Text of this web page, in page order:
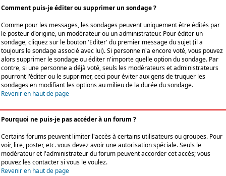
Comment puis-je éditer ou supprimer un sondage ?
Comme pour les messages, les sondages peuvent uniquement être édités par
le posteur d'origine, un modérateur ou un administrateur. Pour éditer un
sondage, cliquez sur le bouton 'Editer' du premier message du sujet (il a
toujours le sondage associé avec lui). Si personne n'a encore voté, vous pouvez
alors supprimer le sondage ou éditer n'importe quelle option du sondage. Par
contre, si une personne a déjà voté, seuls les modérateurs et administrateurs
pourront l'éditer ou le supprimer, ceci pour éviter aux gens de truquer les
sondages en modifiant les options au milieu de la durée du sondage.
Revenir en haut de page
Pourquoi ne puis-je pas accéder à un forum ?
Certains forums peuvent limiter l'accès à certains utilisateurs ou groupes. Pour
voir, lire, poster, etc. vous devez avoir une autorisation spéciale. Seuls le
modérateur et l'administrateur du forum peuvent accorder cet accès; vous
pouvez les contacter si vous le voulez.
Revenir en haut de page